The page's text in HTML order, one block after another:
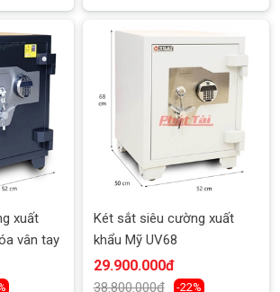
xuất
vân tay
Két sắt siêu cường xuất
khẩu Mỹ UV68
29.900.000đ
38.800.000đ -22%